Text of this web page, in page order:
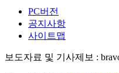
PC버전
공지사항
사이트맵
보도자료 및 기사제보 :